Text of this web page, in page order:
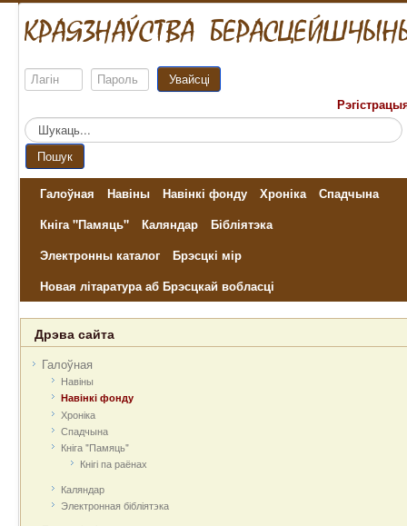
Увайсці
Пошук...
Пошук
Галоўная Навіны Навінкі фонду Хроніка
Спадчына
Кніга "Памяць"
Каляндар
Бібліятэка
Электронны каталог
Брэсцкі мір
Новая літаратура аб Брэсцкай вобласці
Дрэва сайта
Галоўная
Навіны
Навінкі фонду
Хроніка
Спадчына
Кніга "Памяць"
Кнігі па раёнах
Каляндар
Электронная бібліятэка